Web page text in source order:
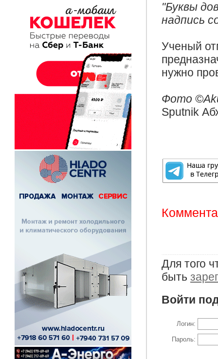
"Буквы
надпись
Ученый
нужно
Фото
Sputnik
Для того
быть
Войти
Логин:
Пароль: